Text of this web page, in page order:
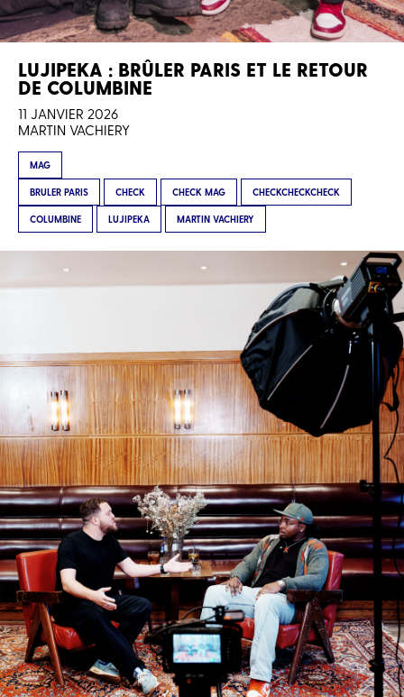
LUJIPEKA : BRÛLER PARIS ET LE RETOUR
DE COLUMBINE
11 JANVIER 2026
MARTIN VACHIERY
MAG
BRULER PARIS CHECK CHECK MAG CHECKCHECKCHECK
COLUMBINE LUJIPEKA MARTIN VACHIERY